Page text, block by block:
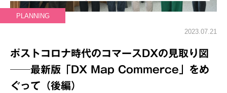
PLANNING
2023.07.21
ポストコロナ時代のコマースDXの見取り図
──最新版「DX Map Commerce」をめ
ぐって（後編）